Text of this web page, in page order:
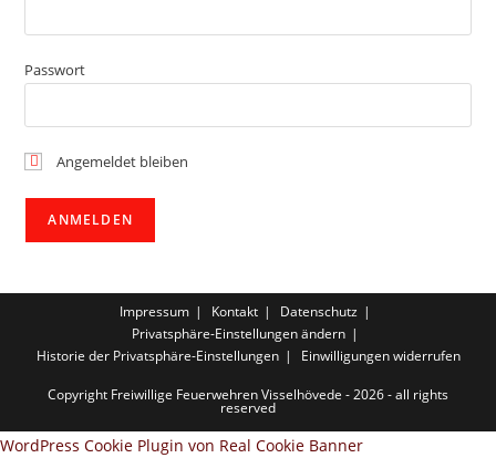
Passwort
Angemeldet bleiben
Impressum Kontakt
Datenschutz
Privatsphäre-Einstellungen ändern
Historie der Privatsphäre-Einstellungen
Einwilligungen widerrufen
Copyright Freiwillige Feuerwehren Visselhövede - 2026 - all rights
reserved
WordPress Cookie Plugin von Real Cookie Banner